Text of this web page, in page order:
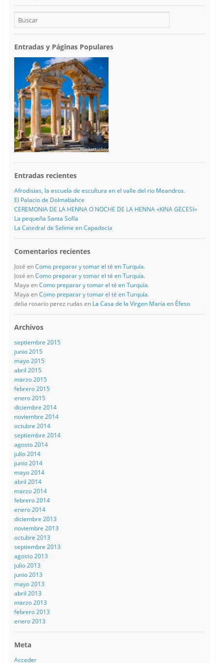
Entradas y Páginas Populares
Entradas recientes
Afrodisias, la escuela de escultura en el valle del rio Meandros.
El Palacio de Dolmabahce
CEREMONIA DE LA HENNA O NOCHE DE LA HENNA «KINA GECESI»
La pequeña Santa Sofía
La Catedral de Selime en Capadocia
Comentarios recientes
José enComo preparar y tomar el té en Turquía.
José enComo preparar y tomar el té en Turquía.
Maya enComo preparar y tomar el té en Turquía.
Maya enComo preparar y tomar el té en Turquía.
delia rosario perez rudas en La Casa de la Virgen María en Éfeso
Archivos
septiembre 2015
junio 2015
mayo 2015
abril 2015
marzo 2015
febrero 2015
enero 2015
diciembre 2014
noviembre 2014
octubre 2014
septiembre 2014
agosto 2014
julio 2014
junio 2014
mayo 2014
abril 2014
marzo 2014
febrero 2014
enero 2014
diciembre 2013
noviembre 2013
octubre 2013
septiembre 2013
agosto 2013
julio 2013
junio 2013
mayo 2013
abril 2013
marzo 2013
febrero 2013
enero 2013
Meta
Acceder